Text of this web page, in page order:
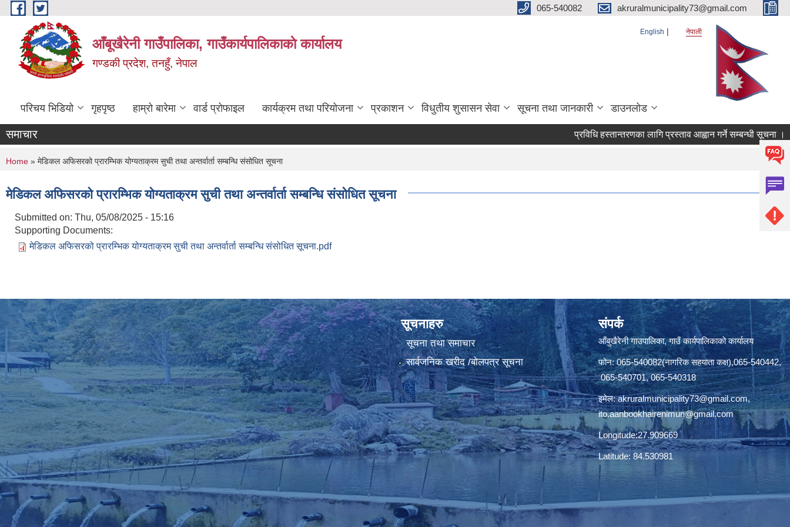
Skip to main content 065-540082 akruralmunicipality73@gmail.com
आँबूखैरेनी गाउँपालिका, गाउँकार्यपालिकाकाे कार्यालय
गण्डकी प्रदेश, तनहुँ, नेपाल
English नेपाली
परिचय भिडियो गृहपृष्ठ हाम्रो बारेमा वार्ड प्रोफाइल कार्यक्रम तथा परियोजना प्रकाशन विधुतीय शुसासन सेवा सूचना तथा जानकारी डाउनलोड
समाचार प्रविधि हस्तान्तरणका लागि प्रस्ताव आह्वान गर्ने सम्बन्धी सूचना ।
You are here
Home » मेडिकल अफिसरको प्रारम्भिक योग्यताक्रम सुची तथा अन्तर्वार्ता सम्बन्धि संसोधित सूचना
मेडिकल अफिसरको प्रारम्भिक योग्यताक्रम सुची तथा अन्तर्वार्ता सम्बन्धि संसोधित सूचना
Submitted on: Thu, 05/08/2025 - 15:16
Supporting Documents:
मेडिकल अफिसरको प्रारम्भिक योग्यताक्रम सुची तथा अन्तर्वार्ता सम्बन्धि संसोधित सूचना.pdf
सूचनाहरु
सूचना तथा समाचार
सार्वजनिक खरीद /बोलपत्र सूचना
संपर्क
आँबुखैरेनी गाउपालिका, गाउँ कार्यपालिकाको कार्यालय
फोन: 065-540082(नागरिक सहयाता कक्ष),065-540442,
065-540701, 065-540318
इमेल:akruralmunicipality73@gmail.com,
ito.aanbookhairenimun@gmail.com
Longitude:27.909669
Latitude: 84.530981